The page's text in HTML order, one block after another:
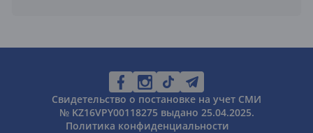
Свидетельство о постановке на учет СМИ
№ KZ16VPY00118275 выдано 25.04.2025.
Политика конфиденциальности